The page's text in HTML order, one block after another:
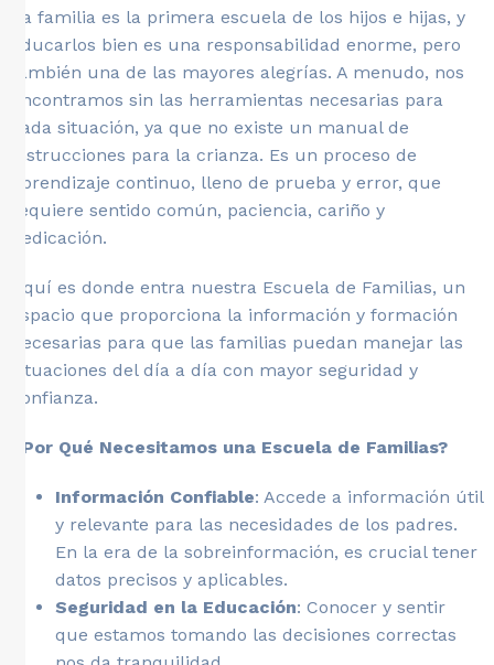
La familia es la primera escuela de los hijos e hijas, y
educarlos bien es una responsabilidad enorme, pero
también una de las mayores alegrías. A menudo, nos
encontramos sin las herramientas necesarias para
cada situación, ya que no existe un manual de
instrucciones para la crianza. Es un proceso de
aprendizaje continuo, lleno de prueba y error, que
requiere sentido común, paciencia, cariño y
dedicación.
Aquí es donde entra nuestra Escuela de Familias, un
espacio que proporciona la información y formación
necesarias para que las familias puedan manejar las
situaciones del día a día con mayor seguridad y
confianza.
¿Por Qué Necesitamos una Escuela de Familias?
Información Confiable: Accede a información útil
y relevante para las necesidades de los padres.
En la era de la sobreinformación, es crucial tener
datos precisos y aplicables.
Seguridad en la Educación: Conocer y sentir
que estamos tomando las decisiones correctas